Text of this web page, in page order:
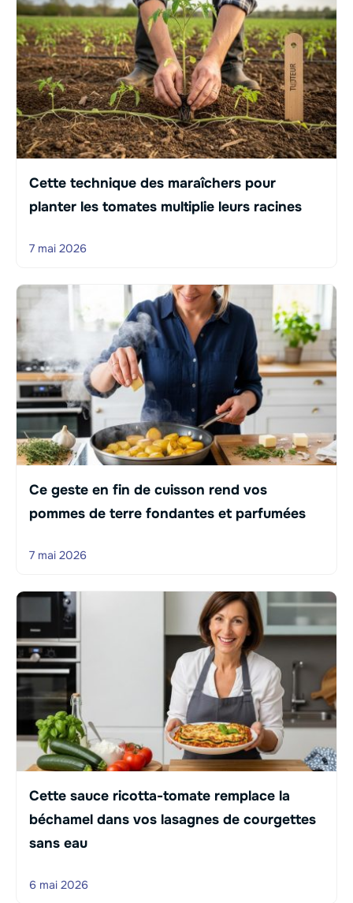
Cette technique des maraîchers pour
planter les tomates multiplie leurs racines
7 mai 2026
Ce geste en fin de cuisson rend vos
pommes de terre fondantes et parfumées
7 mai 2026
Cette sauce ricotta-tomate remplace la
béchamel dans vos lasagnes de courgettes
sans eau
6 mai 2026